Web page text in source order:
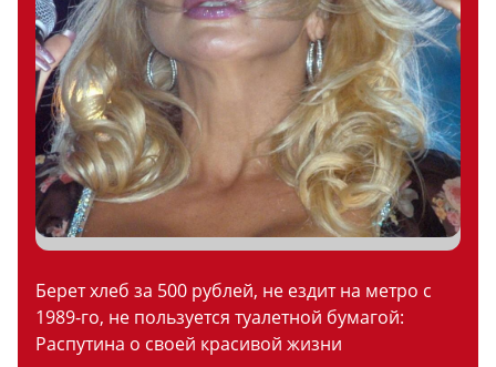
Берет хлеб за 500 рублей, не ездит на метро с
1989-го, не пользуется туалетной бумагой:
Распутина о своей красивой жизни